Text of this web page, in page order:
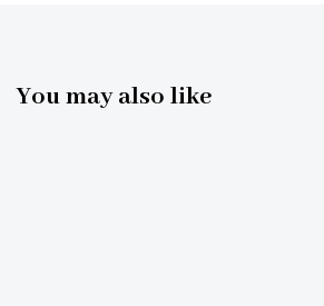
You may also like